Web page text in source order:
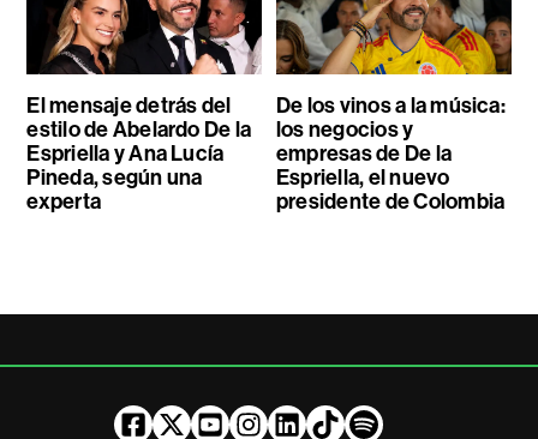
El mensaje detrás del
estilo de Abelardo De la
Espriella y Ana Lucía
Pineda, según una
experta
De los vinos a la música:
los negocios y
empresas de De la
Espriella, el nuevo
presidente de Colombia